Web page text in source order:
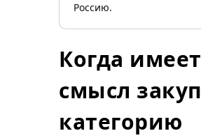
Россию.
Когда имеет
смысл
категорию